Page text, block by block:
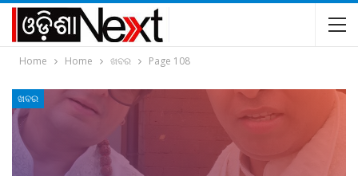
Home Home ଖବର Page 108
ଖବର